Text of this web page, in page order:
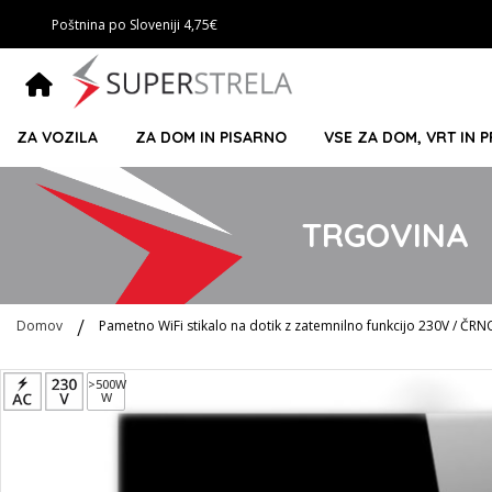
Poštnina po Sloveniji 4,75€
ZA VOZILA ZA DOM IN PISARNO VSE ZA DOM, VRT IN
TRGOVINA
Domov Pametno WiFi stikalo na dotik z zatemnilno funkcijo 230V /
Preskoči
na
>500W
W